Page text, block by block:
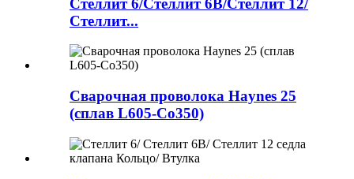
Стеллит...
Сварочная проволока Haynes 25
(сплав L605-Co350)